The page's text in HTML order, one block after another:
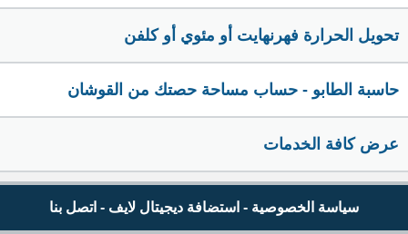
تحويل الحرارة فهرنهايت أو مئوي أو كلفن
حاسبة الطابو - حساب مساحة حصتك من القوشان
عرض كافة الخدمات
سياسة الخصوصية - استضافة ديجيتال لايف - اتصل بنا